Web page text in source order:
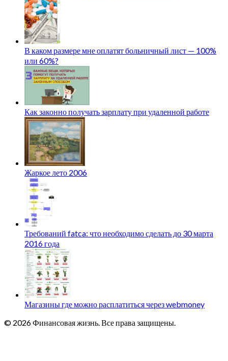
В каком размере мне оплатят больничный лист — 100%
или 60%?
Как законно получать зарплату при удаленной работе
Жаркое лето 2006
Требований fatca: что необходимо сделать до 30 марта
2016 года
Магазины где можно расплатиться через webmoney
© 2026 Финансовая жизнь. Все права защищены.